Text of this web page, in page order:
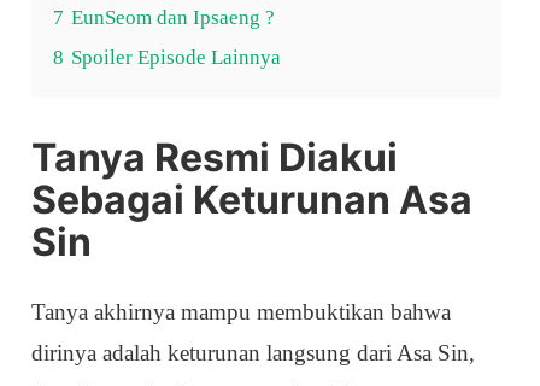
7 EunSeom dan Ipsaeng ?
8 Spoiler Episode Lainnya
Tanya Resmi Diakui
Sebagai Keturunan Asa
Sin
Tanya akhirnya mampu membuktikan bahwa
dirinya adalah keturunan langsung dari Asa Sin,